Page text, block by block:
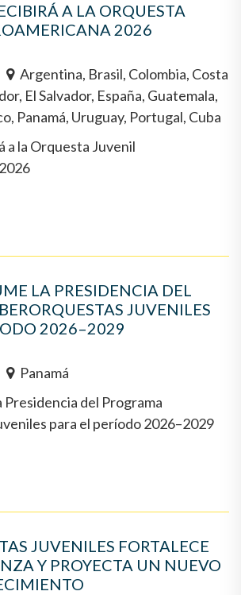
A LA ORQUESTA
2026
Argentina, Brasil, Colombia, Costa
El Salvador, España, Guatemala,
Panamá, Uruguay, Portugal, Cuba
a la Orquesta Juvenil
LA PRESIDENCIA DEL
JUVENILES
2026–2029
Panamá
Presidencia del Programa
para el período 2026–2029
JUVENILES FORTALECE
Y PROYECTA UN NUEVO